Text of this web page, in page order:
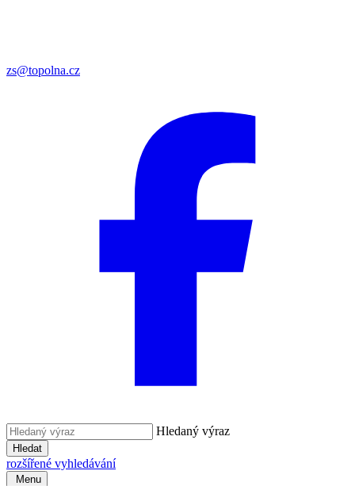
zs@topolna.cz
Hledaný výraz
Hledat
rozšířené vyhledávání
Menu